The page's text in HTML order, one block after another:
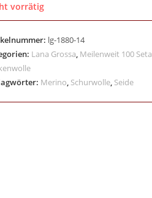
vorrätig
lg-1880-14
Lana Grossa, Meilenweit 100 Seta
Merino, Schurwolle, Seide